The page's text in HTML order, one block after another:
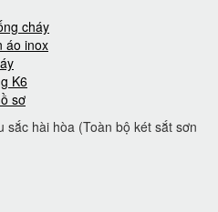
cháy
áo inox
K6
sơ
sắc hài hòa (Toàn bộ két sắt sơn